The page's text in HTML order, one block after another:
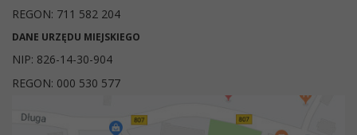
REGON: 711 582 204
DANE URZĘDU MIEJSKIEGO
NIP: 826-14-30-904
REGON: 000 530 577